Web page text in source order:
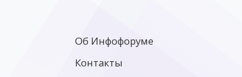
Об Инфофоруме
Контакты